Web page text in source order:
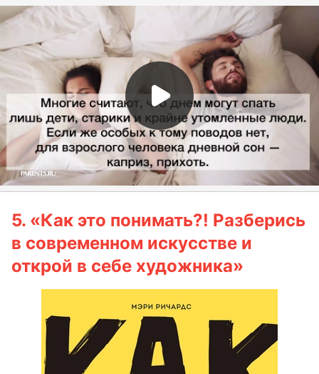
5. «Как это понимать?! Разберись
в современном искусстве и
открой в себе художника»